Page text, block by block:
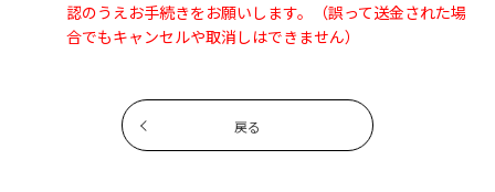
認のうえお手続きをお願いします。（誤って送金された場
合でもキャンセルや取消しはできません）
戻る